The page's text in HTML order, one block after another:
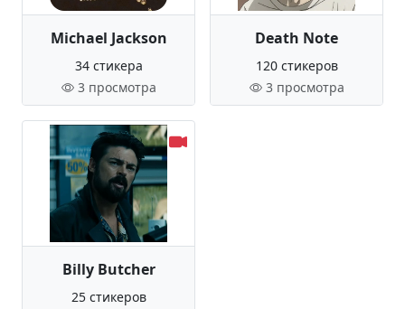
Michael Jackson
34 стикера
3 просмотра
Death Note
120 стикеров
3 просмотра
Billy Butcher
25 стикеров